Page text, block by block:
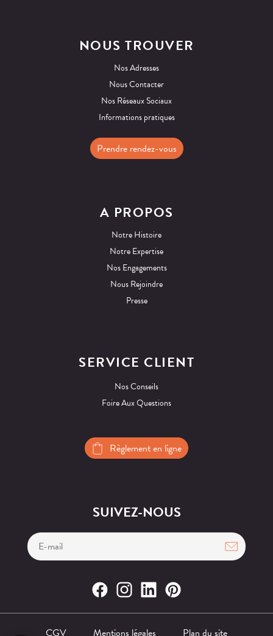
NOUS TROUVER
Nos Adresses
Nous Contacter
Nos Réseaux Sociaux
Informations pratiques
Prendre rendez-vous
A PROPOS
Notre Histoire
Notre Expertise
Nos Engagements
Nous Rejoindre
Presse
SERVICE CLIENT
Nos Conseils
Foire Aux Questions
Règlement en ligne
SUIVEZ-NOUS